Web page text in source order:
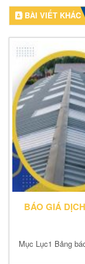
BÀI VIẾT KHÁC
BÁO GIÁ
Mục Lục1 Bảng